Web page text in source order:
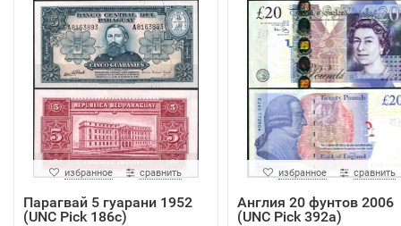
избранное сравнить
Парагвай 5 гуарани 1952
(UNC Pick 186с)
избранное сравнить
Англия 20 фунтов 2006
(UNC Pick 392a)